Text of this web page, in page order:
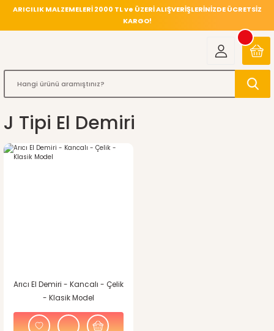
ARICILIK MALZEMELERİ 2000 TL ve ÜZERİ ALIŞVERİŞLERİNİZDE ÜCRETSİZ
KARGO!
J Tipi El Demiri
Arıcı El Demiri - Kancalı - Çelik
- Klasik Model